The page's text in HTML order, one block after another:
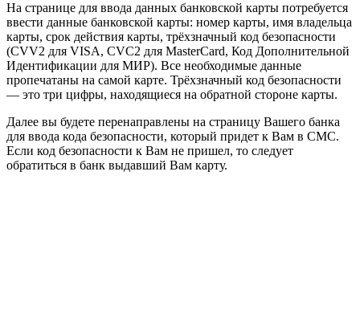
На странице для ввода данных банковской карты потребуется
ввести данные банковской карты: номер карты, имя владельца
карты, срок действия карты, трёхзначный код безопасности
(CVV2 для VISA, CVC2 для MasterCard, Код Дополнительной
Идентификации для МИР). Все необходимые данные
пропечатаны на самой карте. Трёхзначный код безопасности
— это три цифры, находящиеся на обратной стороне карты.
Далее вы будете перенаправлены на страницу Вашего банка
для ввода кода безопасности, который придет к Вам в СМС.
Если код безопасности к Вам не пришел, то следует
обратиться в банк выдавший Вам карту.